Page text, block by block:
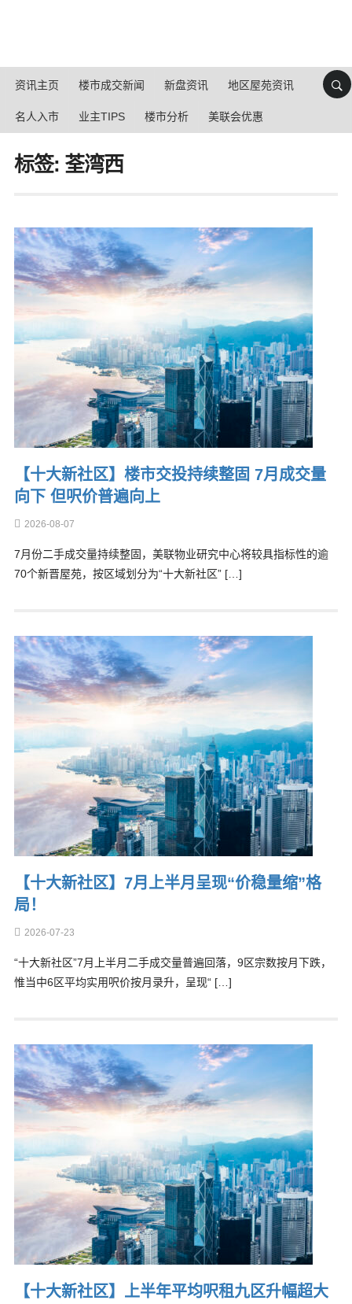
资讯主页 楼市成交新闻 新盘资讯 地区屋苑资讯
名人入市 业主TIPS 楼市分析 美联会优惠
标签: 荃湾西
【十大新社区】楼市交投持续整固 7月成交量
向下 但呎价普遍向上
2026-08-07
7月份二手成交量持续整固，美联物业研究中心将较具指标性的逾
70个新晋屋苑，按区域划分为“十大新社区” […]
【十大新社区】7月上半月呈现“价稳量缩”格
局！
2026-07-23
“十大新社区”7月上半月二手成交量普遍回落，9区宗数按月下跌，
惟当中6区平均实用呎价按月录升，呈现“ […]
【十大新社区】上半年平均呎租九区升幅超大